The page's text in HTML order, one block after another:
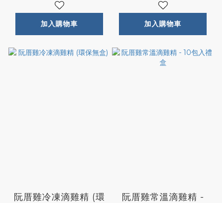
加入購物車 加入購物車
阮厝雞冷凍滴雞精 (環
阮厝雞常溫滴雞精 -